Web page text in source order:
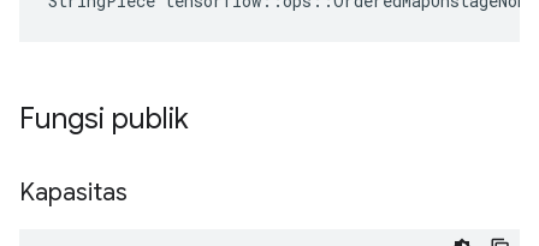
Fungsi publik
Kapasitas